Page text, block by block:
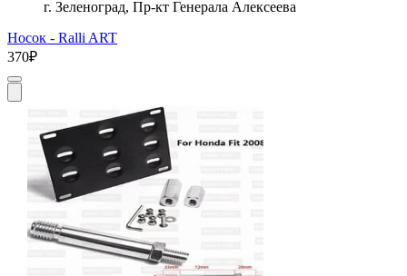
г. Зеленоград, Пр-кт Генерала Алексеева
Носок - Ralli ART
370₽